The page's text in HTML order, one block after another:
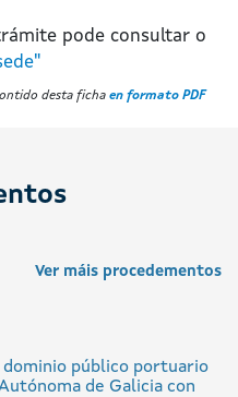
pode consultar o
desta ficha en formato PDF
Ver máis procedementos
público portuario
de Galicia con